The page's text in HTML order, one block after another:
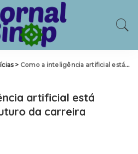
> Como a inteligência artificial está redefinindo o futuro da carreira tributária
artificial está
da carreira